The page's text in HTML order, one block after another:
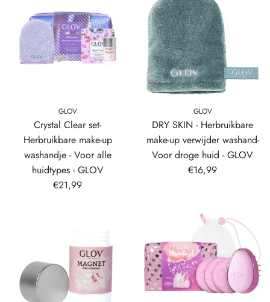
GLOV
Crystal Clear set-
Herbruikbare make-up
washandje - Voor alle
huidtypes - GLOV
€21,99
GLOV
DRY SKIN - Herbruikbare
make-up verwijder washand-
Voor droge huid - GLOV
€16,99